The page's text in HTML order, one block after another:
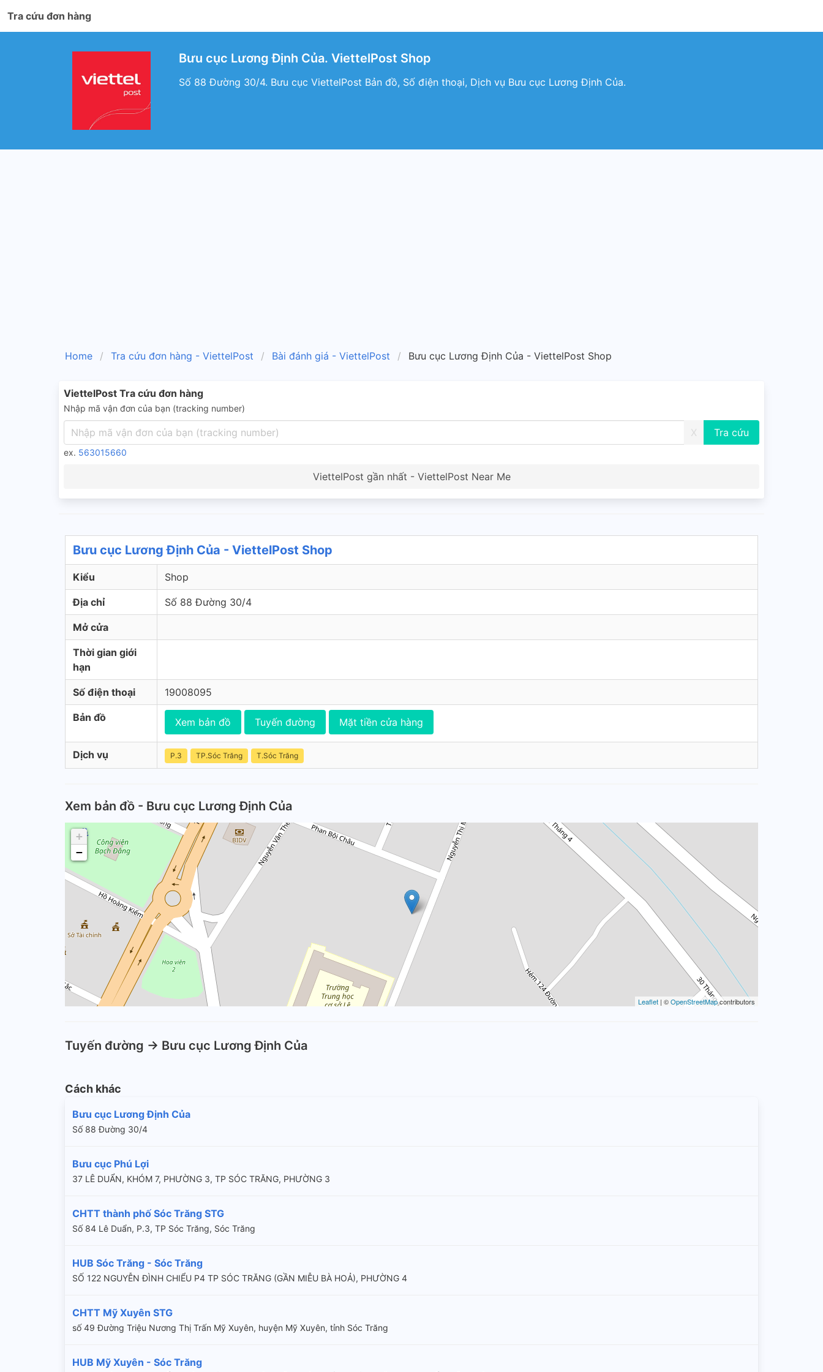
Tra cứu đơn hàng
Bưu cục Lương Định Của. ViettelPost Shop
Số 88 Đường 30/4. Bưu cục ViettelPost Bản đồ, Số điện thoại, Dịch vụ Bưu cục Lương Định Của.
Home Tra cứu đơn hàng - ViettelPost Bài đánh giá - ViettelPost Bưu cục Lương Định Của - ViettelPost Shop
ViettelPost Tra cứu đơn hàng
Nhập mã vận đơn của bạn (tracking number)
X
ex. 563015660
ViettelPost gần nhất - ViettelPost Near Me
Bưu cục Lương Định Của - ViettelPost Shop
Kiểu Shop
Địa chỉ Số 88 Đường 30/4
Mở cửa
Thời gian giới
hạn
Số điện thoại 19008095
Bản đồ Xem bản đồ Tuyến đường Mặt tiền cửa hàng
Dịch vụ P.3 TP.Sóc Trăng T.Sóc Trăng
Xem bản đồ - Bưu cục Lương Định Của
+
−
Leaflet | ©OpenStreetMapcontributors
Tuyến đường -> Bưu cục Lương Định Của
Cách khác
Bưu cục Lương Định Của
Số 88 Đường 30/4
Bưu cục Phú Lợi
37 LÊ DUẨN, KHÓM 7, PHƯỜNG 3, TP SÓC TRĂNG, PHƯỜNG 3
CHTT thành phố Sóc Trăng STG
Số 84 Lê Duẩn, P.3, TP Sóc Trăng, Sóc Trăng
HUB Sóc Trăng - Sóc Trăng
SỐ 122 NGUYỄN ĐÌNH CHIỂU P4 TP SÓC TRĂNG (GẦN MIỄU BÀ HOẢ), PHƯỜNG 4
CHTT Mỹ Xuyên STG
số 49 Đường Triệu Nương Thị Trấn Mỹ Xuyên, huyện Mỹ Xuyên, tỉnh Sóc Trăng
HUB Mỹ Xuyên - Sóc Trăng